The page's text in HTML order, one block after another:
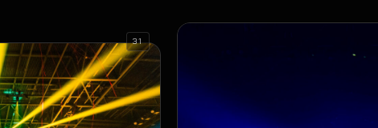
31